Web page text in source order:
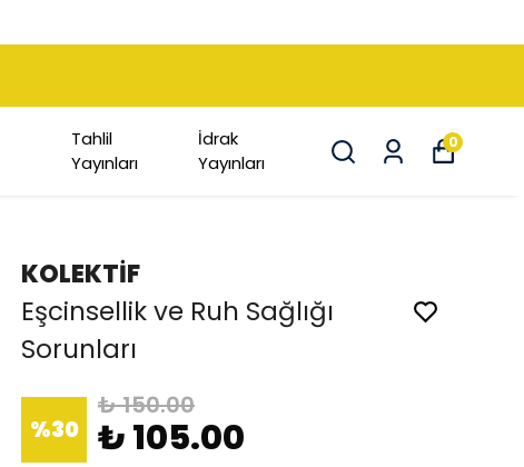
Tahlil
Yayınları
İdrak
Yayınları
0
KOLEKTİF
Eşcinsellik ve Ruh Sağlığı
Sorunları
%30
₺ 150.00
₺ 105.00